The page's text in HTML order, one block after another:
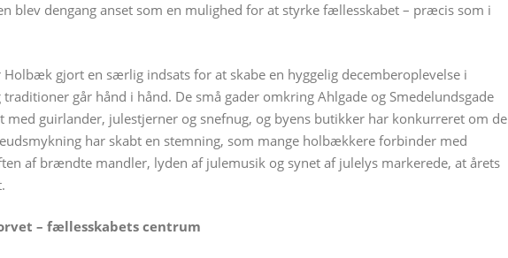
blev dengang anset som en mulighed for at styrke fællesskabet – præcis som i
gjort en særlig indsats for at skabe en hyggelig decemberoplevelse i
går hånd i hånd. De små gader omkring Ahlgade og Smedelundsgade
guirlander, julestjerner og snefnug, og byens butikker har konkurreret om de
har skabt en stemning, som mange holbækkere forbinder med
af brændte mandler, lyden af julemusik og synet af julelys markerede, at årets
– fællesskabets centrum